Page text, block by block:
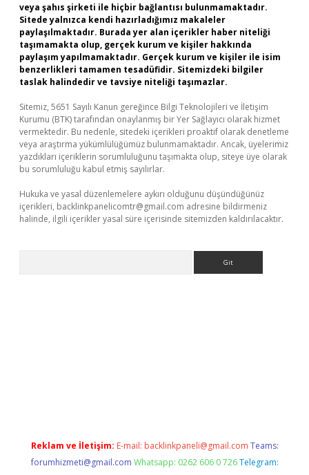
veya şahıs şirketi ile hiçbir bağlantısı bulunmamaktadır.
Sitede yalnızca kendi hazırladığımız makaleler
paylaşılmaktadır. Burada yer alan içerikler haber niteliği
taşımamakta olup, gerçek kurum ve kişiler hakkında
paylaşım yapılmamaktadır. Gerçek kurum ve kişiler ile isim
benzerlikleri tamamen tesadüfidir. Sitemizdeki bilgiler
taslak halindedir ve tavsiye niteliği taşımazlar.
Sitemiz, 5651 Sayılı Kanun gereğince Bilgi Teknolojileri ve İletişim
Kurumu (BTK) tarafından onaylanmış bir Yer Sağlayıcı olarak hizmet
vermektedir. Bu nedenle, sitedeki içerikleri proaktif olarak denetleme
veya araştırma yükümlülüğümüz bulunmamaktadır. Ancak, üyelerimiz
yazdıkları içeriklerin sorumluluğunu taşımakta olup, siteye üye olarak
bu sorumluluğu kabul etmiş sayılırlar.
Hukuka ve yasal düzenlemelere aykırı olduğunu düşündüğünüz
içerikleri, backlinkpanelicomtr@gmail.com adresine bildirmeniz
halinde, ilgili içerikler yasal süre içerisinde sitemizden kaldırılacaktır.
Reklam ve İletişim: E-mail: backlinkpaneli@gmail.com Teams:
forumhizmeti@gmail.com Whatsapp: 0262 606 0 726 Telegram: